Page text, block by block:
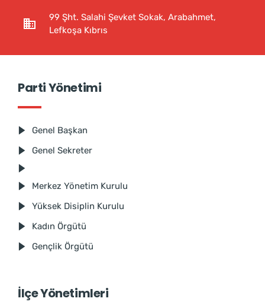
99 Şht. Salahi Şevket Sokak, Arabahmet,
Lefkoşa Kıbrıs
Parti Yönetimi
Genel Başkan
Genel Sekreter
Merkez Yönetim Kurulu
Yüksek Disiplin Kurulu
Kadın Örgütü
Gençlik Örgütü
İlçe Yönetimleri